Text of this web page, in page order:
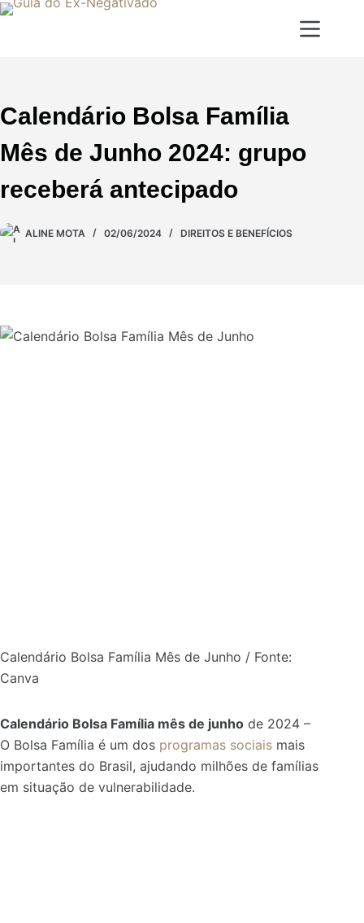
Calendário Bolsa Família
Mês de Junho 2024: grupo
receberá antecipado
ALINE MOTA 02/06/2024 DIREITOS E BENEFÍCIOS
Calendário Bolsa Família Mês de Junho / Fonte:
Canva
Calendário Bolsa Família mês de junho de 2024 –
O Bolsa Família é um dos programas sociais mais
importantes do Brasil, ajudando milhões de famílias
em situação de vulnerabilidade.